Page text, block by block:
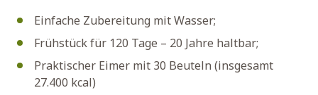
Einfache Zubereitung mit Wasser;
Frühstück für 120 Tage – 20 Jahre haltbar;
Praktischer Eimer mit 30 Beuteln (insgesamt
27.400 kcal)